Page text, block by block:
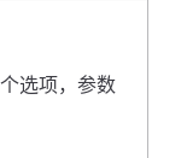
选项，参数